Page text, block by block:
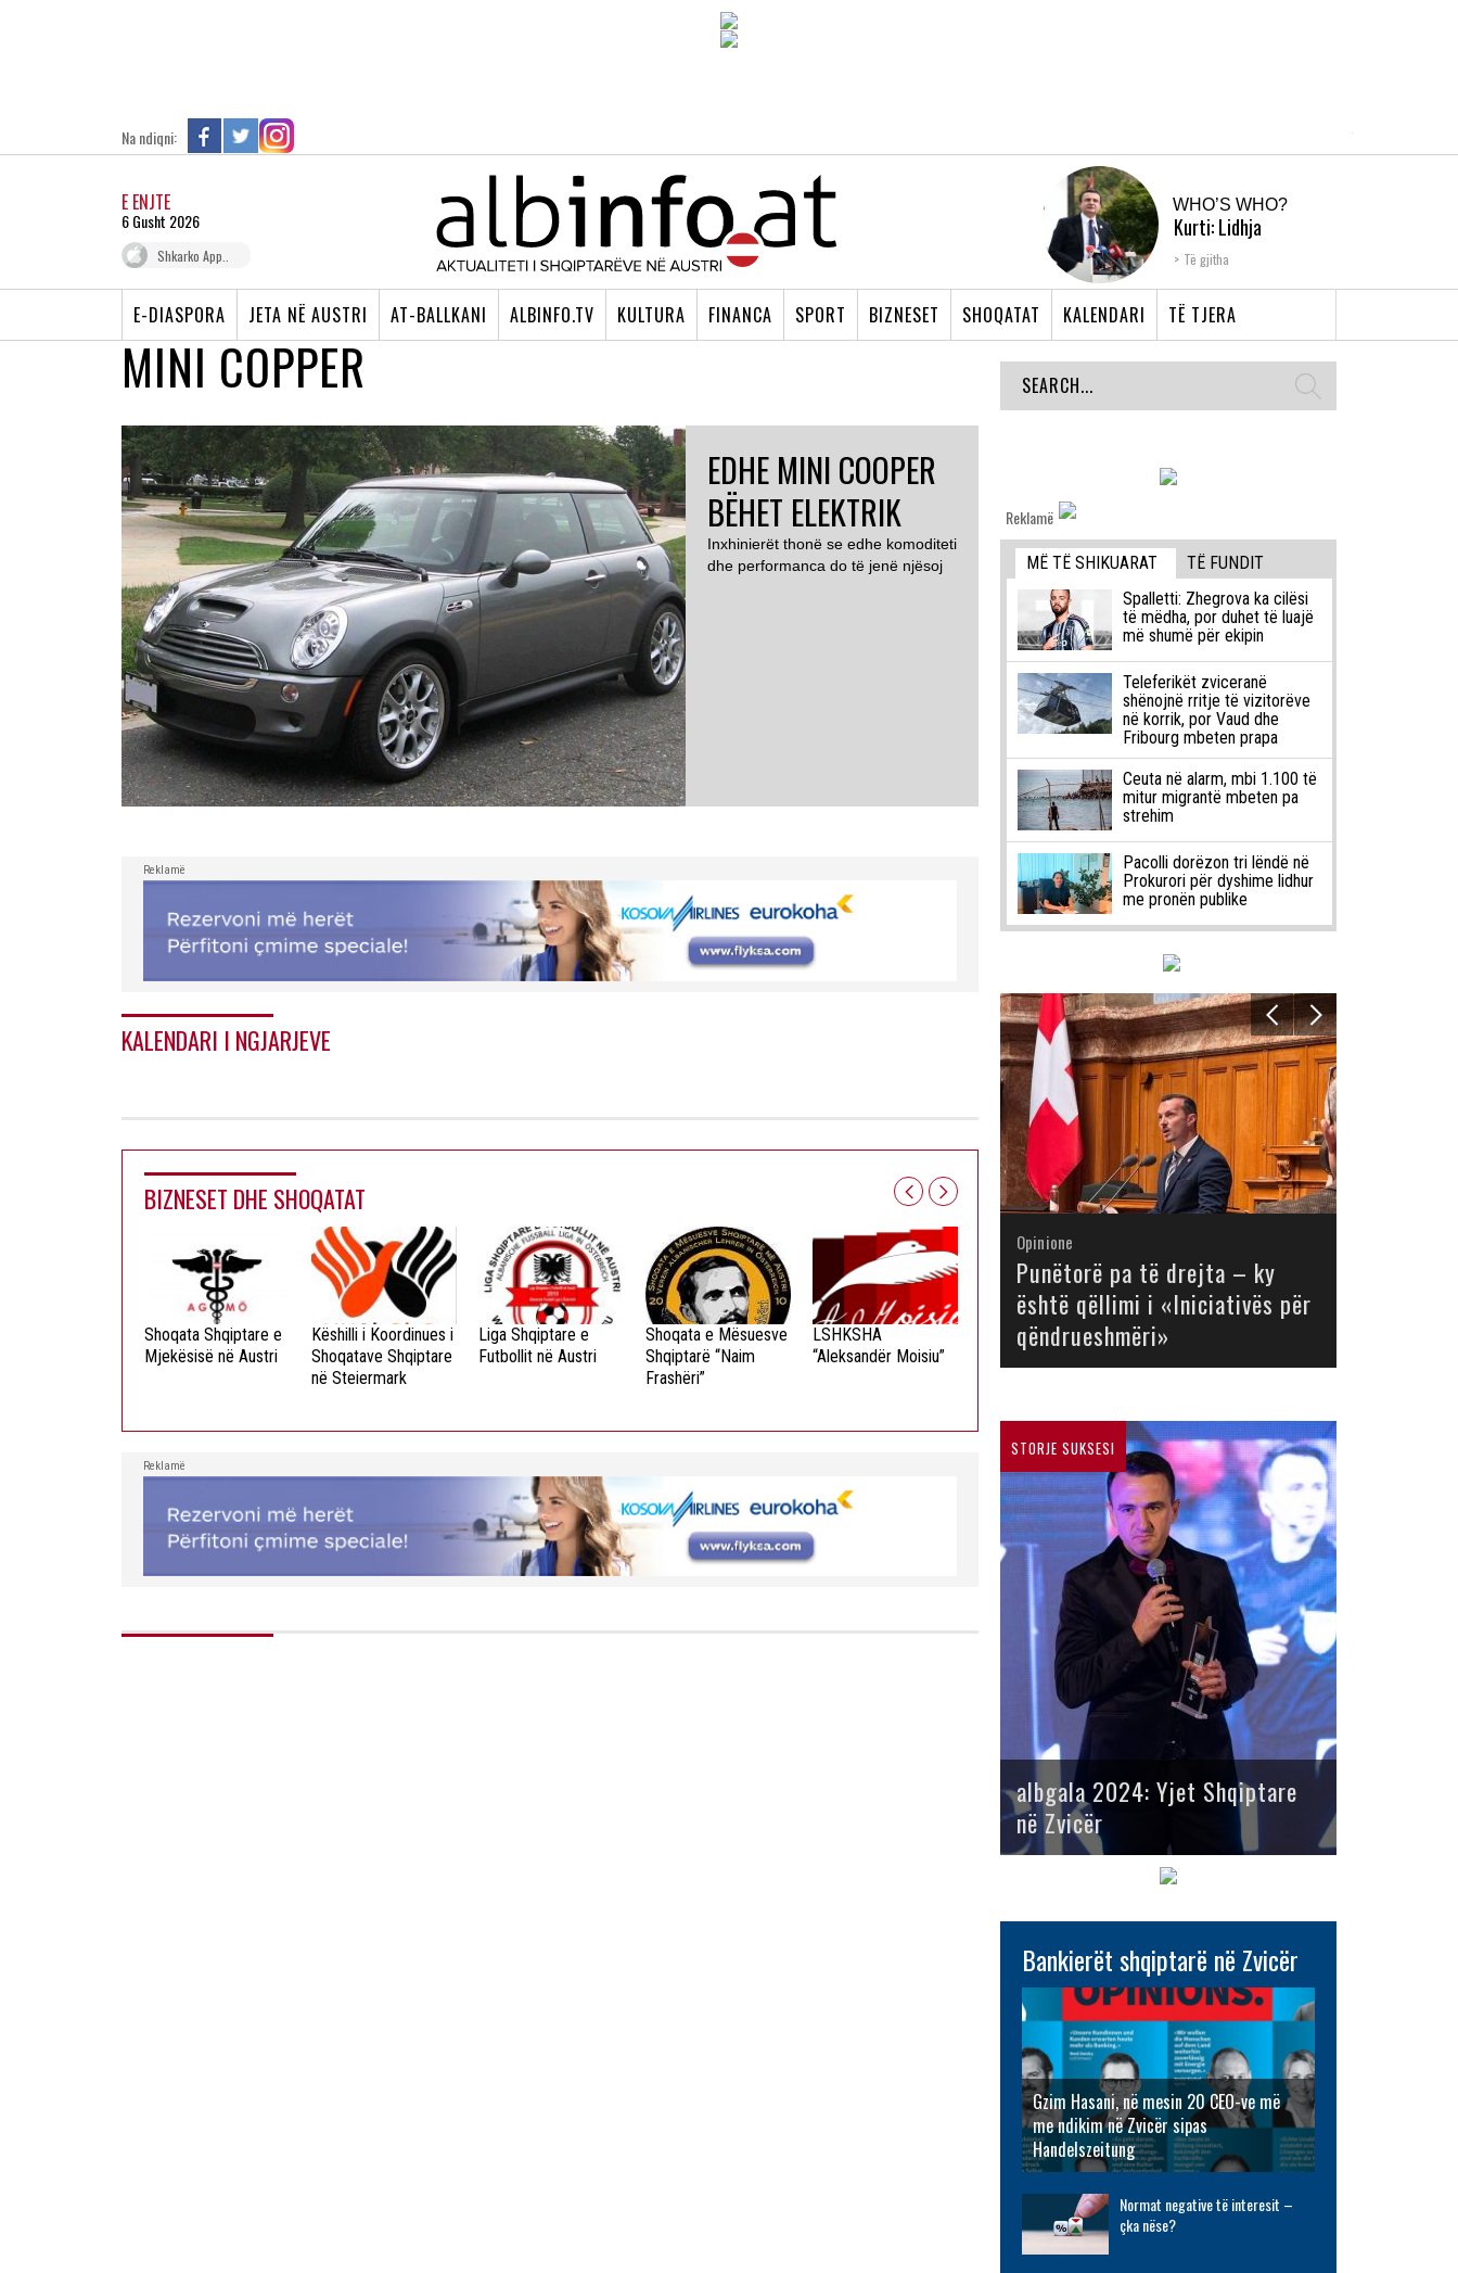
Na ndiqni:
E ENJTE
6 Gusht 2026
Shkarko App..
WHO’S WHO?
Kurti: Lidhja
Shqiptare e Prizrenit,
Të gjitha
E-DIASPORA JETA NË AUSTRI AT-BALLKANI ALBINFO.TV KULTURA FINANCA SPORT BIZNESET SHOQATAT KALENDARI TË TJERA
MINI COPPER
MAKINA
EDHE MINI COOPER
BËHET ELEKTRIK
Inxhinierët thonë se edhe komoditeti
dhe performanca do të jenë njësoj
Reklamë
KALENDARI I NGJARJEVE
BIZNESET DHE SHOQATAT
Shoqata Shqiptare e
Mjekësisë në Austri
Këshilli i Koordinues i
Shoqatave Shqiptare
në Steiermark
Liga Shqiptare e
Futbollit në Austri
Shoqata e Mësuesve
Shqiptarë “Naim
Frashëri”
LSHKSHA
“Aleksandër Moisiu”
Reklamë
Reklamë
MË TË SHIKUARAT
TË FUNDIT
Spalletti: Zhegrova ka cilësi
të mëdha, por duhet të luajë
më shumë për ekipin
Teleferikët zviceranë
shënojnë rritje të vizitorëve
në korrik, por Vaud dhe
Fribourg mbeten prapa
Ceuta në alarm, mbi 1.100 të
mitur migrantë mbeten pa
strehim
Pacolli dorëzon tri lëndë në
Prokurori për dyshime lidhur
me pronën publike
Opinione
Opinione
Punëtorë pa të drejta – ky
është qëllimi i «Iniciativës për
qëndrueshmëri»
Opinione
Opinione
Opinione
Opinione
Opinione
Opinione
STORJE SUKSESI
albgala 2024: Yjet Shqiptare
në Zvicër
Bankierët shqiptarë në Zvicër
Gzim Hasani, në mesin 20 CEO-ve më
me ndikim në Zvicër sipas
Handelszeitung
Normat negative të interesit –
çka nëse?